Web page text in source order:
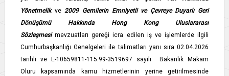
Yönetmelikve2009 Gemilerin Emniyetli ve Çevreye Duyarlı Geri
Dönüşümü Hakkında Hong Kong Uluslararası
Sözleşmesimevzuatları gereği icra edilen iş ve işlemlerde ilgili
Cumhurbaşkanlığı Genelgeleri ile talimatları yanı sıra 02.04.2026
tarihli ve E-10659811-115.99-3519697 sayılı Bakanlık Makam
Oluru kapsamında kamu hizmetlerinin yerine getirilmesinde